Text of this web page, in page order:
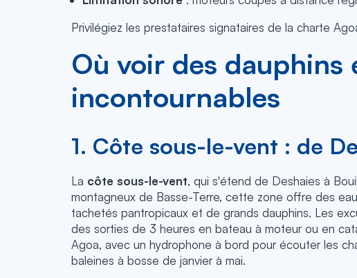
Privilégiez les prestataires signataires de la charte
Où voir des dauphins
incontournables
1. Côte sous-le-vent : de
La côte sous-le-vent, qui s'étend de Deshaies à
montagneux de Basse-Terre, cette zone offre des
tachetés pantropicaux et de grands dauphins. Les
des sorties de 3 heures en bateau à moteur ou en
Agoa, avec un hydrophone à bord pour écouter les
baleines à bosse de janvier à mai.